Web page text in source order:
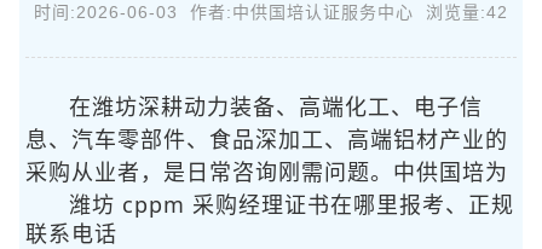
时间:2026-06-03 作者:中供国培认证服务中心 浏览量:42
在潍坊深耕动力装备、高端化工、电子信
息、汽车零部件、食品深加工、高端铝材产业的
采购从业者，
潍坊 cppm 采购经理证书在哪里报考、正规
联系电话
是日常咨询刚需问题。中供国培为